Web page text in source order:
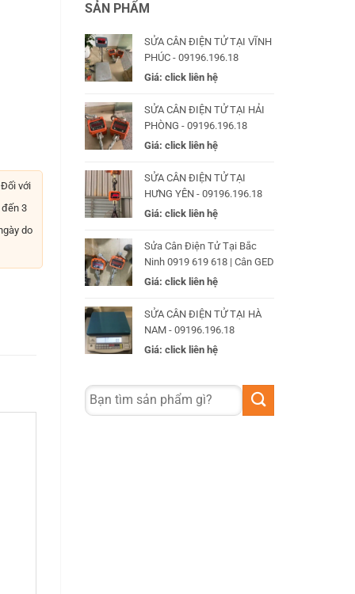
với
3
do
SẢN PHẨM
SỬA CÂN ĐIỆN TỬ TẠI VĨNH
PHÚC - 09196.196.18
Giá: click liên hệ
SỬA CÂN ĐIỆN TỬ TẠI HẢI
PHÒNG - 09196.196.18
Giá: click liên hệ
SỬA CÂN ĐIỆN TỬ TẠI
HƯNG YÊN - 09196.196.18
Giá: click liên hệ
Sửa Cân Điện Tử Tại Bắc
Ninh 0919 619 618 | Cân GED
Giá: click liên hệ
SỬA CÂN ĐIỆN TỬ TẠI HÀ
NAM - 09196.196.18
Giá: click liên hệ